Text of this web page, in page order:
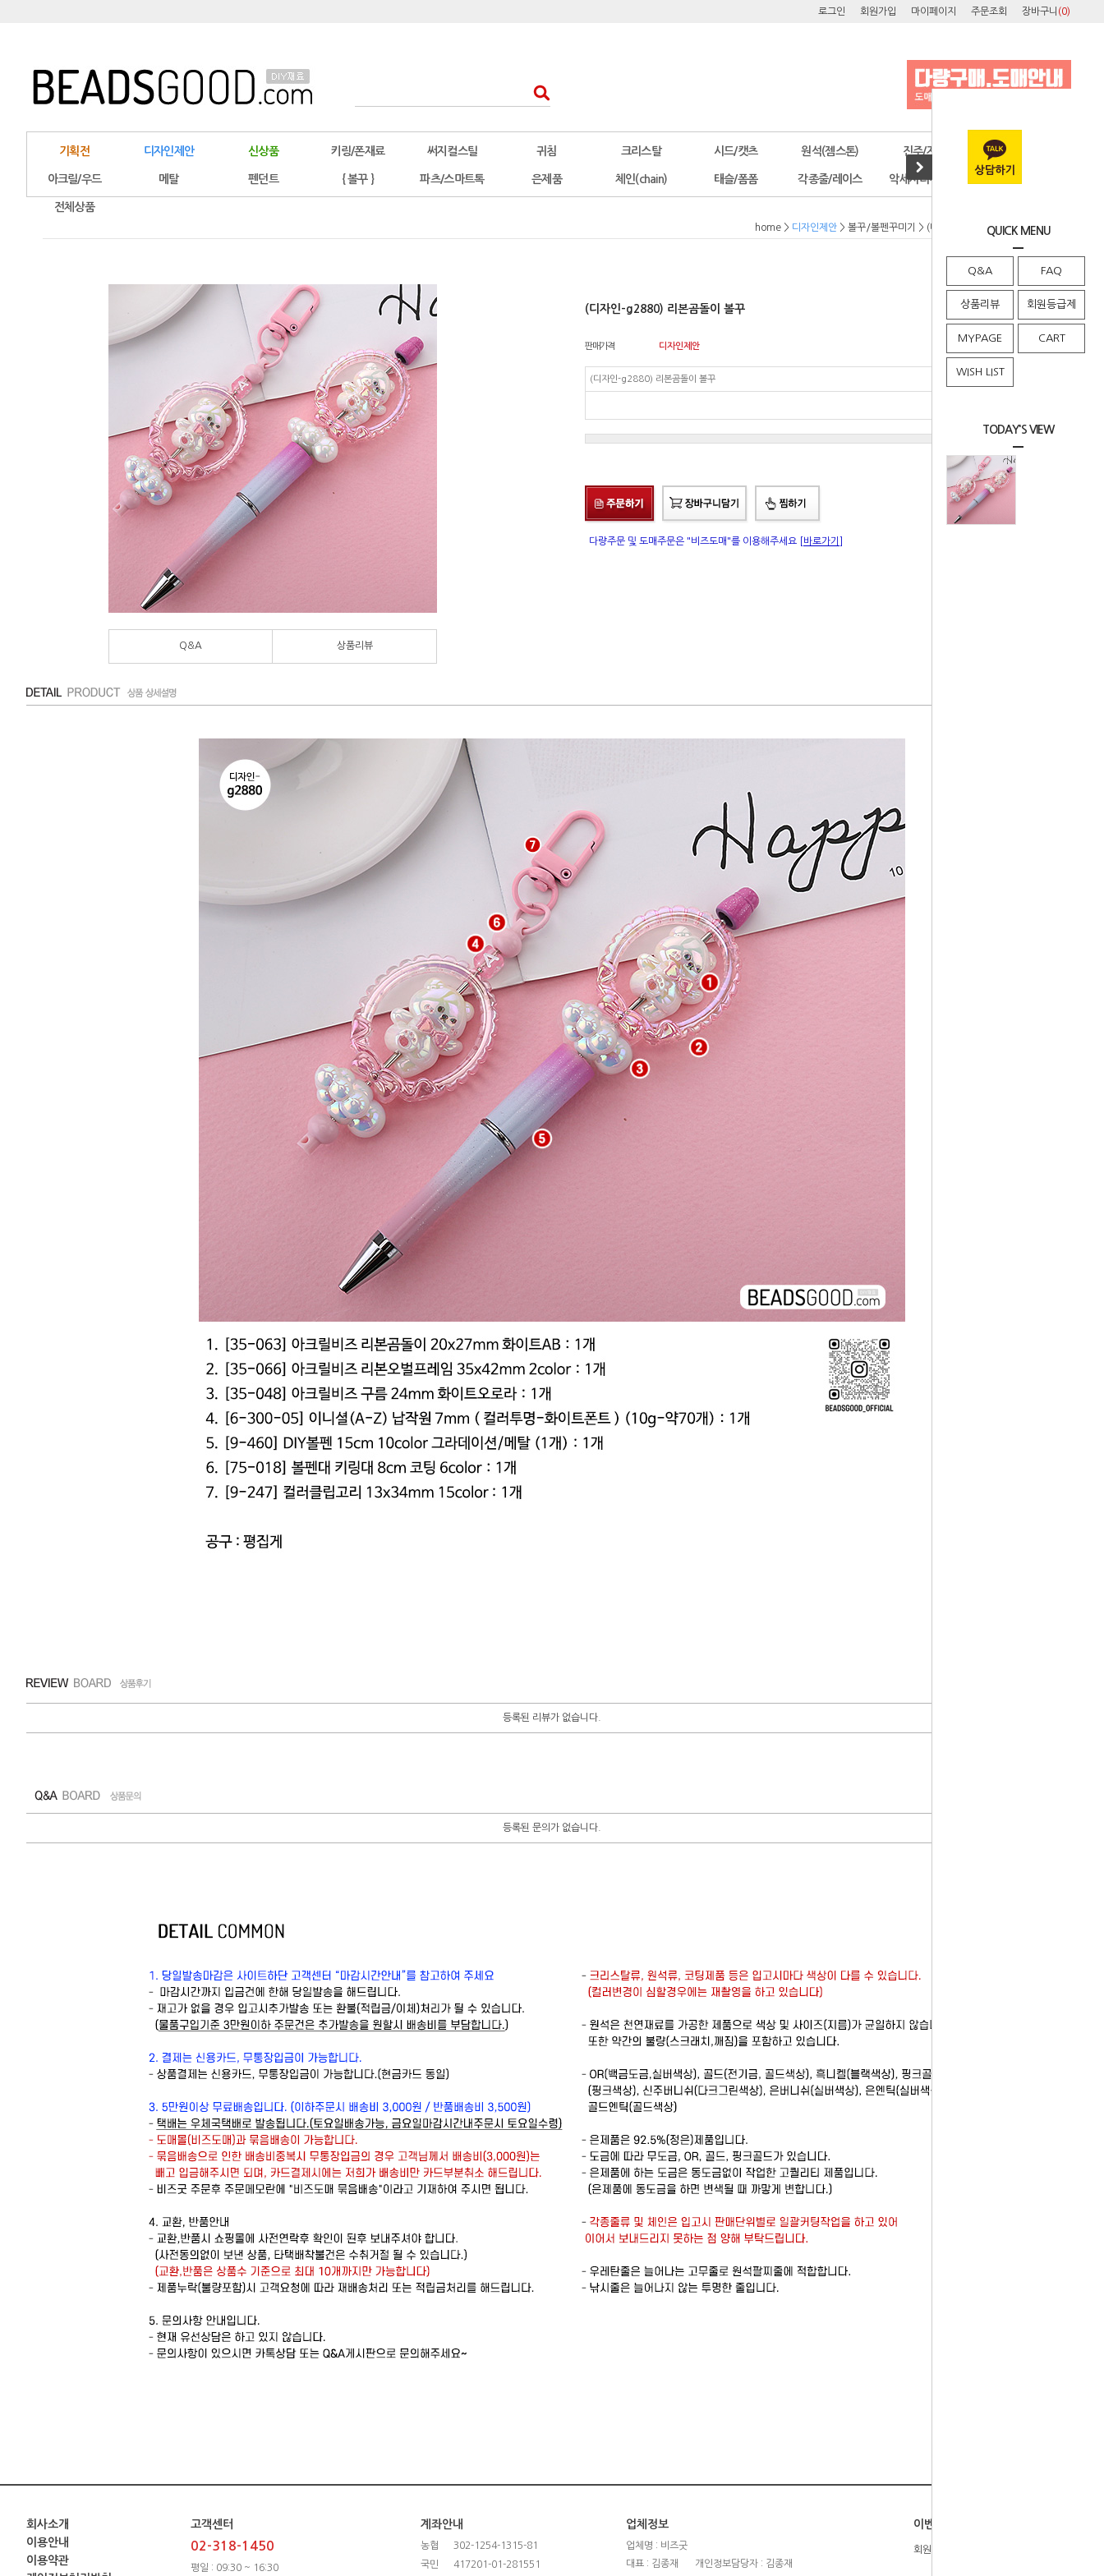
QUICK MENU
Q&A FAQ
상품리뷰 회원등급제
MYPAGE CART
WISH LIST
TODAY'S VIEW
로그인 회원가입 마이페이지 주문조회 장바구니 (0)
기획전 디자인제안 신상품 키링/폰재료 써지컬스틸 귀침 크리스탈 시드/캣츠 원석(젬스톤) 진주/자개 오스트리아
아크릴/우드 메탈 펜던트 { 볼꾸 } 파츠/스마트톡 은제품 체인(chain) 태슬/폼폼 각종줄/레이스 악세사리부자재 공구/포장
전체상품
home > 디자인제안 > 볼꾸/볼펜꾸미기 > (디자인-g2880) 리본곰돌이 볼꾸
Q&A 상품리뷰
(디자인-g2880) 리본곰돌이 볼꾸
판매가격 디자인제안
(디자인-g2880) 리본곰돌이 볼꾸
다량주문 및 도매주문은 "비즈도매"를 이용해주세요 [바로가기]
등록된 리뷰가 없습니다.
등록된 문의가 없습니다.
회사소개
이용안내
이용약관
고객센터
02-318-1450
평일 : 09:30 ~ 16:30
계좌안내
농협
302-1254-1315-81
국민
417201-01-281551
업체정보
업체명 : 비즈굿
대표 : 김종재
개인정보담당자 : 김종재
이벤트
회원등급제